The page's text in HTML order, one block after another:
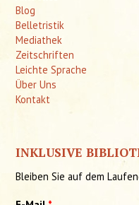
Blog
Belletristik
Mediathek
Zeitschriften
Leichte Sprache
Über Uns
Kontakt
INKLUSIVE
Bleiben Sie auf dem